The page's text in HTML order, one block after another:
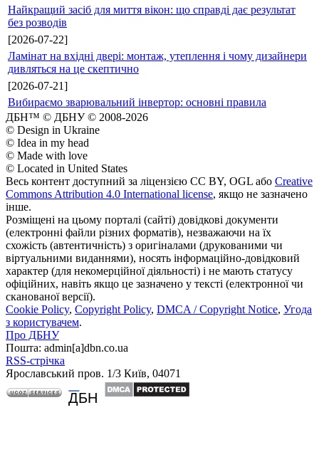
Найкращий засіб для миття вікон: що справді дає результат
без розводів
[2026-07-22]
Ламінат на вхідні двері: монтаж, утеплення і чому дизайнери
дивляться на це скептично
[2026-07-21]
Вибираємо зварювальний інвертор: основні правила
ДБН™ © ДБНУ © 2008-2026
© Design in Ukraine
© Idea in my head
© Made with love
© Located in United States
Весь контент доступний за ліцензією CC BY, OGL або Creative
Commons Attribution 4.0 International license, якщо не зазначено
інше.
Розміщені на цьому порталі (сайті) довідкові документи
(електронні файли різних форматів), незважаючи на їх
схожість (автентичність) з оригіналами (друкованими чи
віртуальними виданнями), носять інформаційно-довідковий
характер (для некомерційної діяльності) і не мають статусу
офіційних, навіть якщо це зазначено у тексті (електронної чи
сканованої версії).
Cookie Policy, Copyright Policy, DMCA / Copyright Notice, Угода
з користувачем.
Про ДБНУ
Пошта: admin[а]dbn.co.ua
RSS-стрічка
Ярославський пров. 1/3 Київ, 04071